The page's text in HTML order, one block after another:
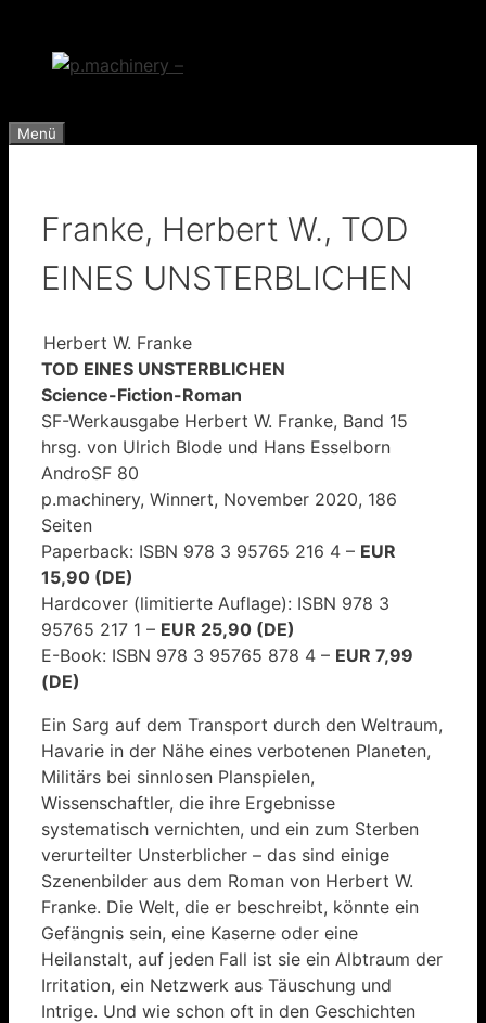
springen
Menü
Franke, Herbert W., TOD
EINES UNSTERBLICHEN
Herbert W. Franke
TOD EINES UNSTERBLICHEN
Science-Fiction-Roman
SF-Werkausgabe Herbert W. Franke, Band 15
hrsg. von Ulrich Blode und Hans Esselborn
AndroSF 80
p.machinery, Winnert, November 2020, 186
Seiten
Paperback: ISBN 978 3 95765 216 4 – EUR
15,90 (DE)
Hardcover (limitierte Auflage): ISBN 978 3
95765 217 1 – EUR 25,90 (DE)
E-Book: ISBN 978 3 95765 878 4 – EUR 7,99
(DE)
Ein Sarg auf dem Transport durch den Weltraum,
Havarie in der Nähe eines verbotenen Planeten,
Militärs bei sinnlosen Planspielen,
Wissenschaftler, die ihre Ergebnisse
systematisch vernichten, und ein zum Sterben
verurteilter Unsterblicher – das sind einige
Szenenbilder aus dem Roman von Herbert W.
Franke. Die Welt, die er beschreibt, könnte ein
Gefängnis sein, eine Kaserne oder eine
Heilanstalt, auf jeden Fall ist sie ein Albtraum der
Irritation, ein Netzwerk aus Täuschung und
Intrige. Und wie schon oft in den Geschichten